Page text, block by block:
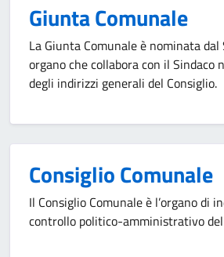
Giunta Comunale
La Giunta Comunale è nominata dal
organo che collabora con il Sindaco
degli indirizzi generali del Consiglio.
Consiglio Comunale
Il Consiglio Comunale è l’organo di
controllo politico-amministrativo del